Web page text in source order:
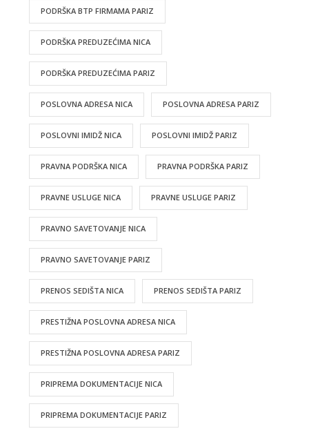
PODRŠKA BTP FIRMAMA PARIZ
PODRŠKA PREDUZEĆIMA NICA
PODRŠKA PREDUZEĆIMA PARIZ
POSLOVNA ADRESA NICA POSLOVNA ADRESA PARIZ
POSLOVNI IMIDŽ NICA POSLOVNI IMIDŽ PARIZ
PRAVNA PODRŠKA NICA PRAVNA PODRŠKA PARIZ
PRAVNE USLUGE NICA PRAVNE USLUGE PARIZ
PRAVNO SAVETOVANJE NICA
PRAVNO SAVETOVANJE PARIZ
PRENOS SEDIŠTA NICA PRENOS SEDIŠTA PARIZ
PRESTIŽNA POSLOVNA ADRESA NICA
PRESTIŽNA POSLOVNA ADRESA PARIZ
PRIPREMA DOKUMENTACIJE NICA
PRIPREMA DOKUMENTACIJE PARIZ